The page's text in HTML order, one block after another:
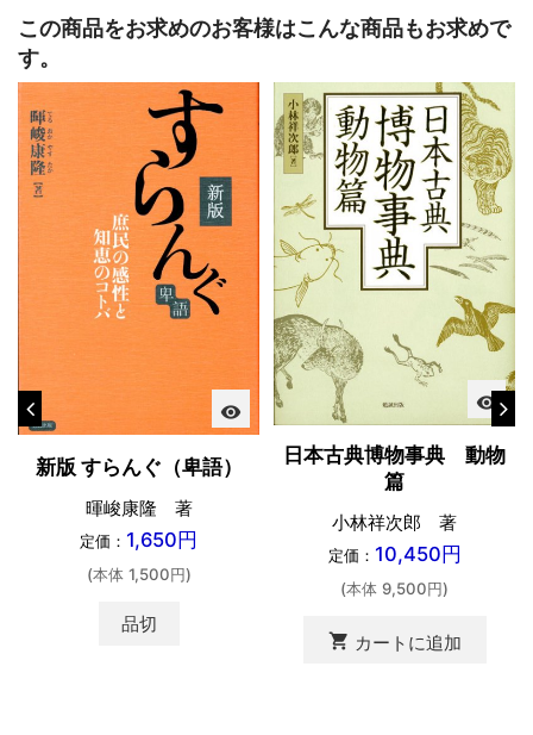
この商品をお求めのお客様はこんな商品もお求めで
す。
visibility
新版 すらんぐ（卑語）
暉峻康隆 著
定価： 1,650円
(本体 1,500円)
品切
visibility
日本古典博物事典 動物
篇
小林祥次郎 著
定価： 10,450円
(本体 9,500円)
shopping_cart カートに追加